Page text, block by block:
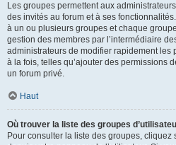
Les groupes permettent aux
des invités au forum et à ses
à un ou plusieurs groupes et chaque
gestion des membres par l’intermédiaire
administrateurs de modifier rapidement les
à la fois, telles qu’ajouter des permissions
un forum privé.
Haut
Où trouver la liste des groupes
Pour consulter la liste des groupes, cliquez